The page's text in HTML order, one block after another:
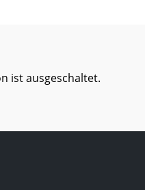
ist ausgeschaltet.